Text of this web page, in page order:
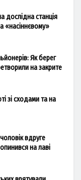
дослідна станція
«насіннєвому»
Як берег
на закрите
зі сходами та на
вдруге
на лаві